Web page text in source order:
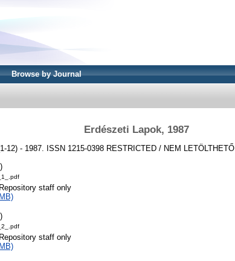
Browse by Journal
Erdészeti Lapok, 1987
12) - 1987. ISSN 1215-0398 RESTRICTED / NEM LETÖLTHETŐ
staff only
staff only